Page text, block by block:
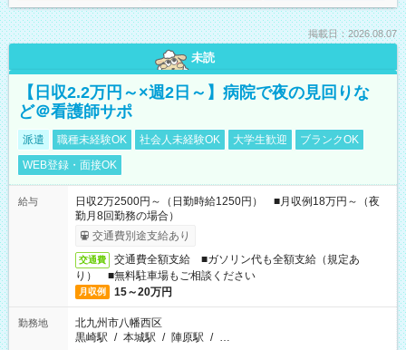
掲載日：2026.08.07
未読
【日収2.2万円～×週2日～】病院で夜の見回りな
ど＠看護師サポ
派遣 職種未経験OK 社会人未経験OK 大学生歓迎
ブランクOK
WEB登録・面接OK
給与
日収2万2500円～（日勤時給1250円） ■月収例18万円～（夜
勤月8回勤務の場合）
交通費別途支給あり
交通費
交通費全額支給 ■ガソリン代も全額支給（規定あ
り） ■無料駐車場もご相談ください
月収例 15～20万円
勤務地
北九州市八幡西区
黒崎駅 / 本城駅 / 陣原駅 / …